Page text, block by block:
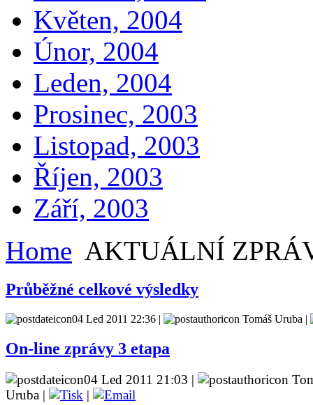
Květen, 2004
Únor, 2004
Leden, 2004
Prosinec, 2003
Listopad, 2003
Říjen, 2003
Září, 2003
Home AKTUÁLNÍ
Průběžné celkové výsledky
04 Led 2011 22:36 | Tomáš Uruba |
On-line zprávy 3 etapa
04 Led 2011 21:03 |
Uruba |
|